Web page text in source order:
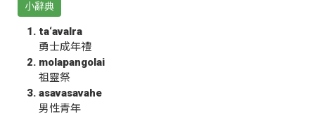
小辭典
ta‘avalra
勇士成年禮
molapangolai
祖靈祭
asavasavahe
男性青年